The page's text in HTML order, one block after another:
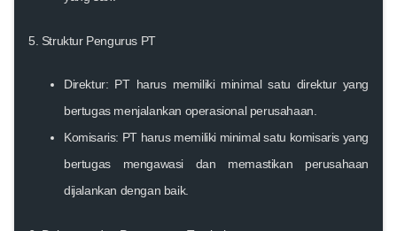
5. Struktur Pengurus PT
Direktur: PT harus memiliki minimal satu direktur yang
bertugas menjalankan operasional perusahaan.
Komisaris: PT harus memiliki minimal satu komisaris yang
bertugas mengawasi dan memastikan perusahaan
dijalankan dengan baik.